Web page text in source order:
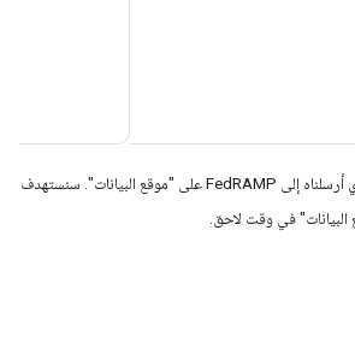
* لا يشتمل الطلب الحالي الذي أرسلناه إلى FedRAMP على "موقع البيانات". سنستهدف